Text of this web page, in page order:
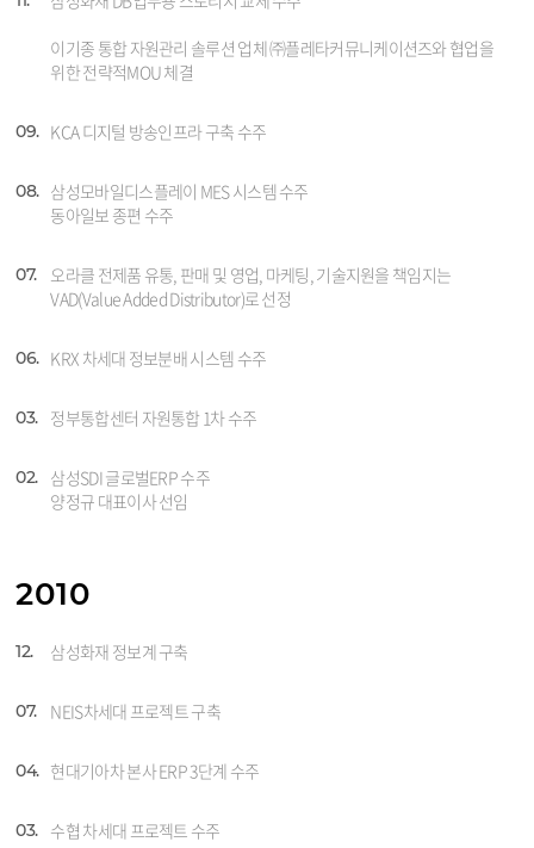
이기종 통합 자원관리 솔루션 업체 ㈜플레타커뮤니케이션즈와 협업을
위한 전략적MOU 체결
09. KCA 디지털 방송인프라 구축 수주
08. 삼성모바일디스플레이 MES 시스템 수주
동아일보 종편 수주
07.
오라클 전제품 유통, 판매 및 영업, 마케팅, 기술지원을 책임지는
VAD(Value Added Distributor)로 선정
06. KRX 차세대 정보분배 시스템 수주
03. 정부통합센터 자원통합 1차 수주
02.
삼성SDI 글로벌ERP 수주
양정규 대표이사 선임
2010
12. 삼성화재 정보계 구축
07. NEIS차세대 프로젝트 구축
04. 현대기아차 본사 ERP 3단계 수주
03. 수협 차세대 프로젝트 수주